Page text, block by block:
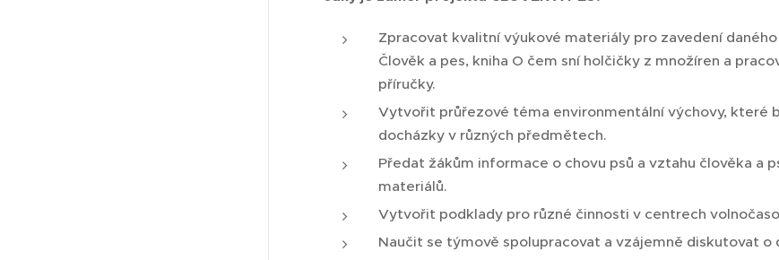
Zpracovat kvalitní výukové materiály pro zavedení
Člověk a pes, kniha O čem sní holčičky z množíren a
příručky.
Vytvořit průřezové téma environmentální výchovy, které
docházky v různých předmětech.
Předat žákům informace o chovu psů a vztahu člověka a
materiálů.
Vytvořit podklady pro různé činnosti v centrech
Naučit se týmově spolupracovat a vzájemně diskutovat o